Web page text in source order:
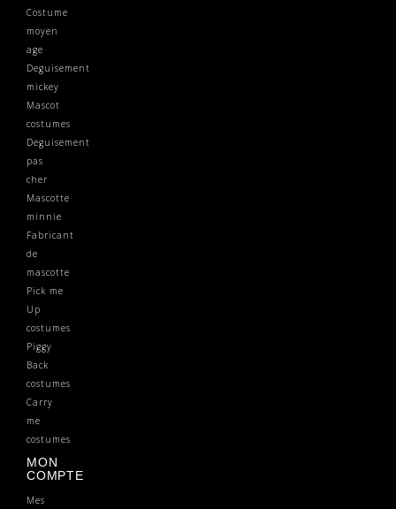
Costume
moyen
age
Deguisement
mickey
Mascot
costumes
Deguisement
pas
cher
Mascotte
minnie
Fabricant
de
mascotte
Pick me
Up
costumes
Piggy
Back
costumes
Carry
me
costumes
MON
COMPTE
Mes